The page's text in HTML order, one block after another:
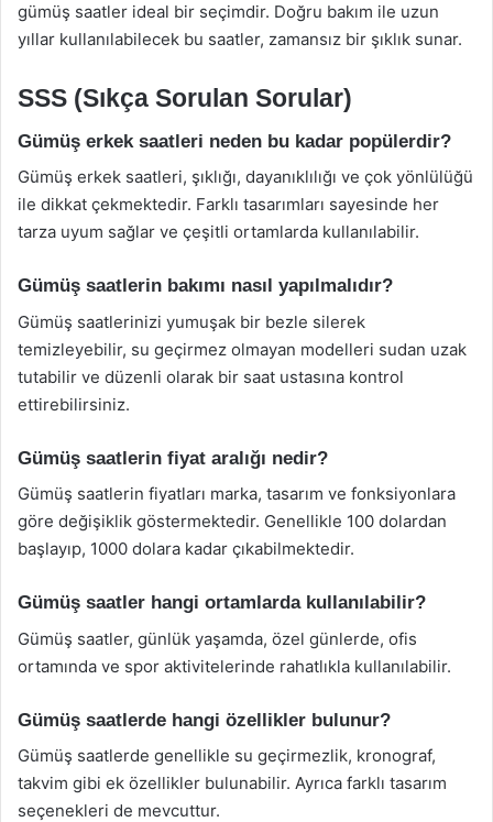
gümüş saatler ideal bir seçimdir. Doğru bakım ile uzun
yıllar kullanılabilecek bu saatler, zamansız bir şıklık sunar.
SSS (Sıkça Sorulan Sorular)
Gümüş erkek saatleri neden bu kadar popülerdir?
Gümüş erkek saatleri, şıklığı, dayanıklılığı ve çok yönlülüğü
ile dikkat çekmektedir. Farklı tasarımları sayesinde her
tarza uyum sağlar ve çeşitli ortamlarda kullanılabilir.
Gümüş saatlerin bakımı nasıl yapılmalıdır?
Gümüş saatlerinizi yumuşak bir bezle silerek
temizleyebilir, su geçirmez olmayan modelleri sudan uzak
tutabilir ve düzenli olarak bir saat ustasına kontrol
ettirebilirsiniz.
Gümüş saatlerin fiyat aralığı nedir?
Gümüş saatlerin fiyatları marka, tasarım ve fonksiyonlara
göre değişiklik göstermektedir. Genellikle 100 dolardan
başlayıp, 1000 dolara kadar çıkabilmektedir.
Gümüş saatler hangi ortamlarda kullanılabilir?
Gümüş saatler, günlük yaşamda, özel günlerde, ofis
ortamında ve spor aktivitelerinde rahatlıkla kullanılabilir.
Gümüş saatlerde hangi özellikler bulunur?
Gümüş saatlerde genellikle su geçirmezlik, kronograf,
takvim gibi ek özellikler bulunabilir. Ayrıca farklı tasarım
seçenekleri de mevcuttur.